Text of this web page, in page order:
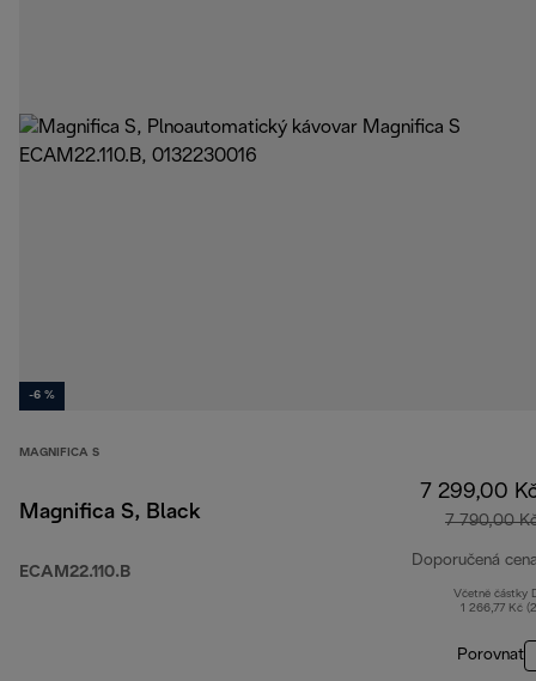
-6 %
MAGNIFICA S
Magnifica S, Black
ECAM22.110.B
7 299,00
7 790,00
Doporučená
Včetně částky
1 266,77 Kč
Porovnat